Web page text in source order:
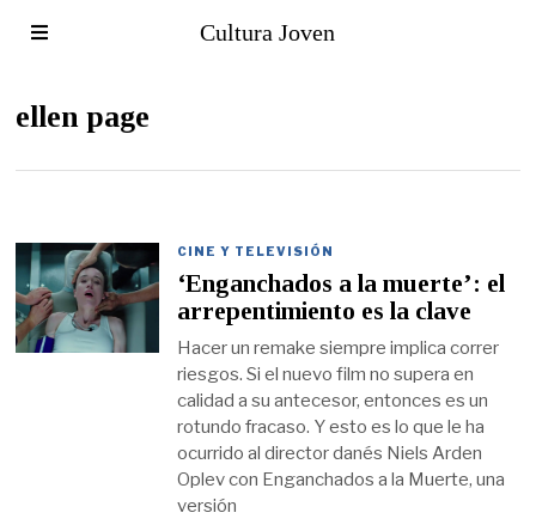
Cultura Joven
ellen page
CINE Y TELEVISIÓN
‘Enganchados a la muerte’: el
arrepentimiento es la clave
Hacer un remake siempre implica correr
riesgos. Si el nuevo film no supera en
calidad a su antecesor, entonces es un
rotundo fracaso. Y esto es lo que le ha
ocurrido al director danés Niels Arden
Oplev con Enganchados a la Muerte, una
versión